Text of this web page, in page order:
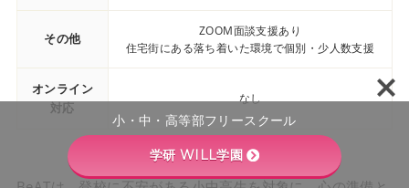
その他
ZOOM面談支援あり
住宅街にある落ち着いた環境で個別・少人数支援
オンライン
対応
なし
小・中・高等部フリースクール
学研 WILL学園